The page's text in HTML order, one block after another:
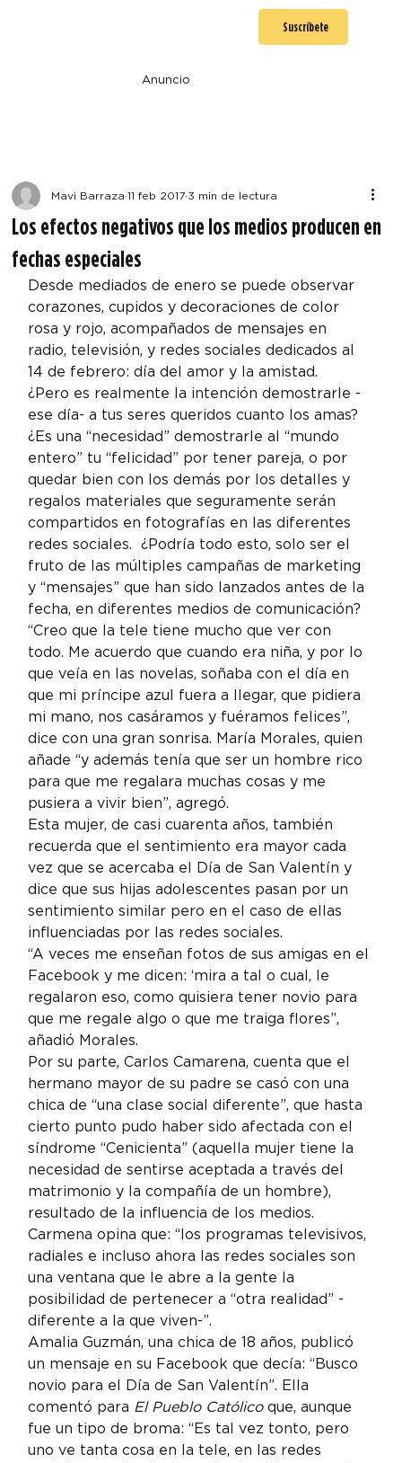
Suscríbete
Anuncio
Los efectos negativos que los medios producen en
fechas especiales
Mavi Barraza 11 feb 2017 3 min de lectura
Desde mediados de enero se puede observar
corazones, cupidos y decoraciones de color
rosa y rojo, acompañados de mensajes en
radio, televisión, y redes sociales dedicados al
14 de febrero: día del amor y la amistad.
¿Pero es realmente la intención demostrarle -
ese día- a tus seres queridos cuanto los amas?
¿Es una “necesidad” demostrarle al “mundo
entero” tu “felicidad” por tener pareja, o por
quedar bien con los demás por los detalles y
regalos materiales que seguramente serán
compartidos en fotografías en las diferentes
redes sociales.  ¿Podría todo esto, solo ser el
fruto de las múltiples campañas de marketing
y “mensajes” que han sido lanzados antes de la
fecha, en diferentes medios de comunicación?
“Creo que la tele tiene mucho que ver con
todo. Me acuerdo que cuando era niña, y por lo
que veía en las novelas, soñaba con el día en
que mi príncipe azul fuera a llegar, que pidiera
mi mano, nos casáramos y fuéramos felices”,
dice con una gran sonrisa. María Morales, quien
añade “y además tenía que ser un hombre rico
para que me regalara muchas cosas y me
pusiera a vivir bien”, agregó.
Esta mujer, de casi cuarenta años, también
recuerda que el sentimiento era mayor cada
vez que se acercaba el Día de San Valentín y
dice que sus hijas adolescentes pasan por un
sentimiento similar pero en el caso de ellas
influenciadas por las redes sociales.
“A veces me enseñan fotos de sus amigas en el
Facebook y me dicen: ‘mira a tal o cual, le
regalaron eso, como quisiera tener novio para
que me regale algo o que me traiga flores”,
añadió Morales.
Por su parte, Carlos Camarena, cuenta que el
hermano mayor de su padre se casó con una
chica de “una clase social diferente”, que hasta
cierto punto pudo haber sido afectada con el
síndrome “Cenicienta” (aquella mujer tiene la
necesidad de sentirse aceptada a través del
matrimonio y la compañía de un hombre),
resultado de la influencia de los medios.
Carmena opina que: “los programas televisivos,
radiales e incluso ahora las redes sociales son
una ventana que le abre a la gente la
posibilidad de pertenecer a “otra realidad” -
diferente a la que viven-”.
Amalia Guzmán, una chica de 18 años, publicó
un mensaje en su Facebook que decía: “Busco
novio para el Día de San Valentín”. Ella
comentó para El Pueblo Católico que, aunque
fue un tipo de broma: “Es tal vez tonto, pero
uno ve tanta cosa en la tele, en las redes